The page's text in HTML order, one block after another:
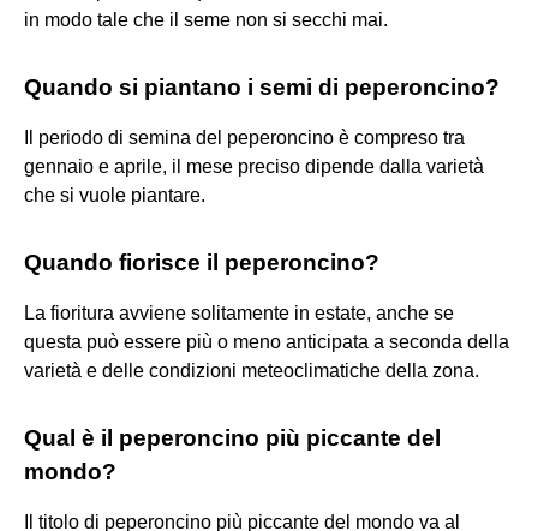
in modo tale che il seme non si secchi mai.
Quando si piantano i semi di peperoncino?
Il periodo di semina del peperoncino è compreso tra
gennaio e aprile, il mese preciso dipende dalla varietà
che si vuole piantare.
Quando fiorisce il peperoncino?
La fioritura avviene solitamente in estate, anche se
questa può essere più o meno anticipata a seconda della
varietà e delle condizioni meteoclimatiche della zona.
Qual è il peperoncino più piccante del
mondo?
Il titolo di peperoncino più piccante del mondo va al